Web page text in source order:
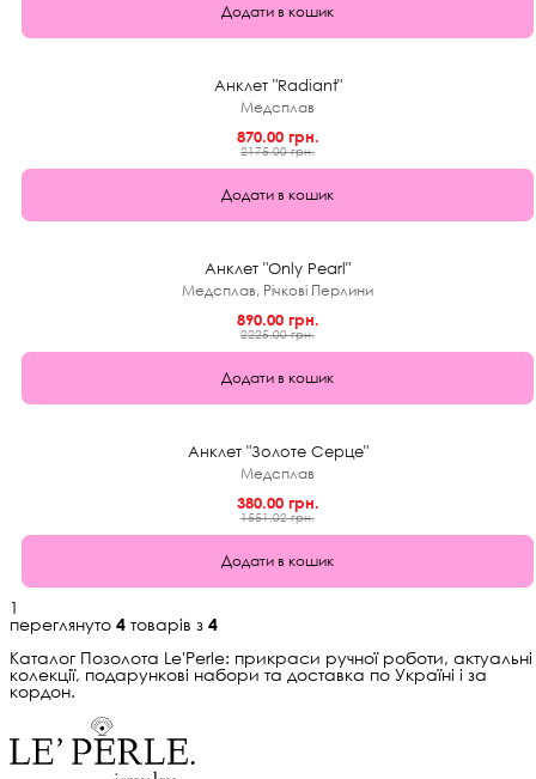
Додати в кошик
Анклет "Radiant"
Медсплав
870.00 грн.
2175.00 грн.
Додати в кошик
Анклет "Only Pearl"
Медсплав, Річкові Перлини
890.00 грн.
2225.00 грн.
Додати в кошик
Анклет "Золоте Серце"
Медсплав
380.00 грн.
1551.02 грн.
Додати в кошик
1
переглянуто 4 товарів з 4
Каталог Позолота Le'Perle: прикраси ручної роботи, актуальні
колекції, подарункові набори та доставка по Україні і за
кордон.